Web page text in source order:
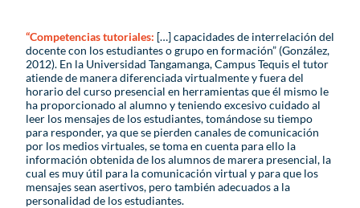
“Competencias tutoriales: […] capacidades de interrelación del
docente con los estudiantes o grupo en formación” (González,
2012). En la Universidad Tangamanga, Campus Tequis el tutor
atiende de manera diferenciada virtualmente y fuera del
horario del curso presencial en herramientas que él mismo le
ha proporcionado al alumno y teniendo excesivo cuidado al
leer los mensajes de los estudiantes, tomándose su tiempo
para responder, ya que se pierden canales de comunicación
por los medios virtuales, se toma en cuenta para ello la
información obtenida de los alumnos de marera presencial, la
cual es muy útil para la comunicación virtual y para que los
mensajes sean asertivos, pero también adecuados a la
personalidad de los estudiantes.